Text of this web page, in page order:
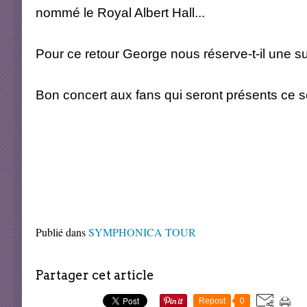
nommé le Royal Albert Hall...
Pour ce retour George nous réserve-t-il une
Bon concert aux fans qui seront présents ce
Publié dansSYMPHONICA TOUR
Partager cet article
Repost 0